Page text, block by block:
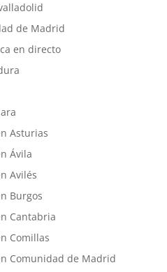
de Madrid
en directo
Asturias
Ávila
Avilés
Burgos
Cantabria
Comillas
Comunidad de Madrid